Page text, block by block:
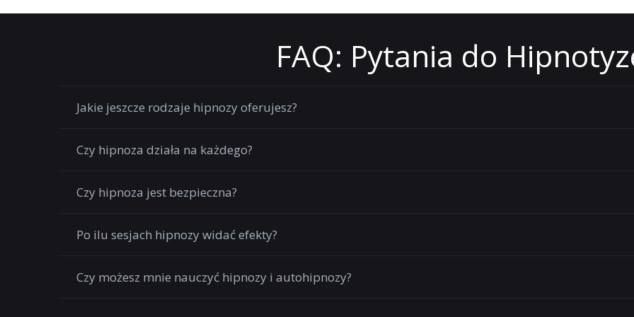
FAQ: Pytania do
Jakie jeszcze rodzaje hipnozy oferujesz?
Czy hipnoza działa na każdego?
Czy hipnoza jest bezpieczna?
Po ilu sesjach hipnozy widać efekty?
Czy możesz mnie nauczyć hipnozy i autohipnozy?